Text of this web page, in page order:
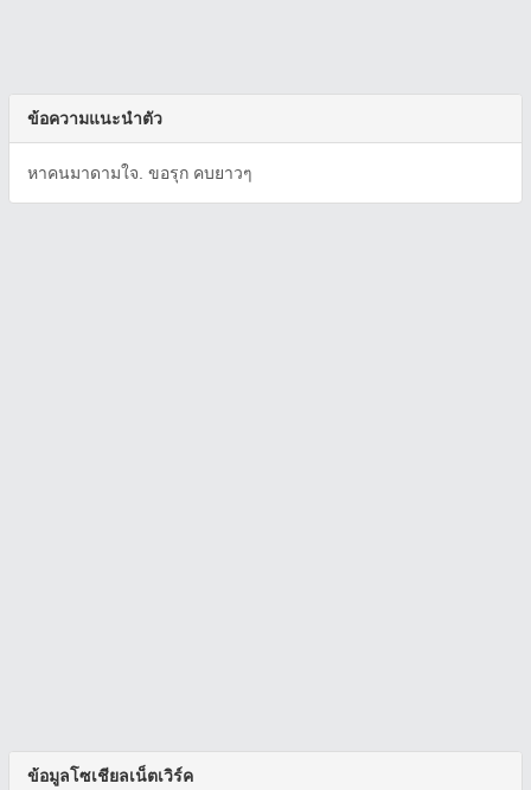
ข้อความแนะนำตัว
หาคนมาดามใจ. ขอรุก คบยาวๆ
ข้อมูลโซเชียลเน็ตเวิร์ค